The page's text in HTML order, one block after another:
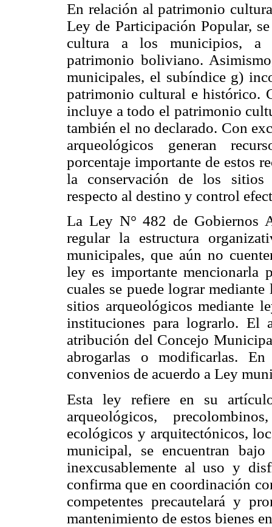
En relación al patrimonio
Ley de Participación Popular,
cultura a los municipios, a
patrimonio boliviano.
municipales, el subíndice g)
patrimonio cultural e histórico.
incluye a todo el patrimonio
también el no declarado. Con
arqueológicos generan
porcentaje importante de estos
la conservación de los sitios
respecto al destino y control
La Ley N° 482 de Gobiernos
regular la estructura
municipales, que aún no
ley es importante mencionarla
cuales se puede lograr
sitios arqueológicos mediante
instituciones para lograrlo. El
atribución del Concejo
abrogarlas o modificarlas.
convenios de acuerdo a Ley
Esta ley refiere en su
arqueológicos,
ecológicos y arquitectónicos,
municipal, se encuentran
inexcusablemente al uso y
confirma que en coordinación
competentes precautelará y
mantenimiento de estos bienes